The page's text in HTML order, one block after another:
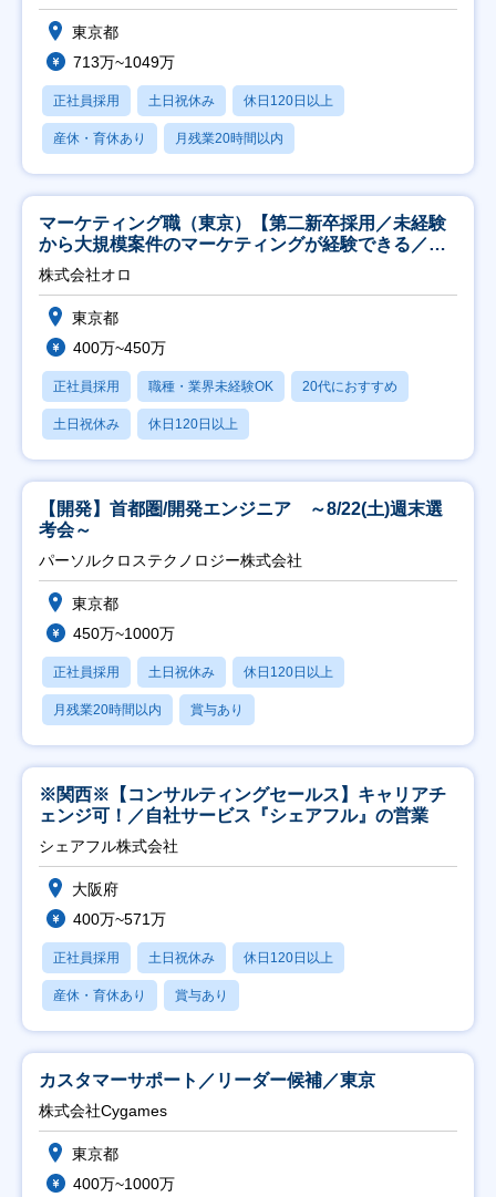
東京都
713万~1049万
正社員採用 土日祝休み 休日120日以上
産休・育休あり 月残業20時間以内
マーケティング職（東京）【第二新卒採用／未経験
から大規模案件のマーケティングが経験できる／研
修充実】
株式会社オロ
東京都
400万~450万
正社員採用 職種・業界未経験OK 20代におすすめ
土日祝休み 休日120日以上
【開発】首都圏/開発エンジニア ～8/22(土)週末選
考会～
パーソルクロステクノロジー株式会社
東京都
450万~1000万
正社員採用 土日祝休み 休日120日以上
月残業20時間以内 賞与あり
※関西※【コンサルティングセールス】キャリアチ
ェンジ可！／自社サービス『シェアフル』の営業
シェアフル株式会社
大阪府
400万~571万
正社員採用 土日祝休み 休日120日以上
産休・育休あり 賞与あり
カスタマーサポート／リーダー候補／東京
株式会社Cygames
東京都
400万~1000万